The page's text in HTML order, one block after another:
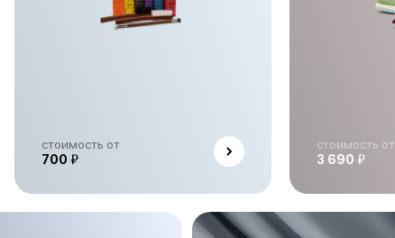
стоимость от
700 й
стоимость от
3 690 й